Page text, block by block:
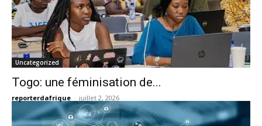
Uncategorized
Togo: une féminisation de...
reporterdafrique - juillet 2, 2026